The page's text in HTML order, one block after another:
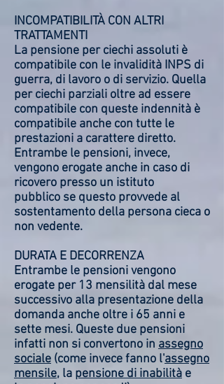
INCOMPATIBILITÀ CON ALTRI
TRATTAMENTI
La pensione per ciechi assoluti è
compatibile con le invalidità INPS di
guerra, di lavoro o di servizio. Quella
per ciechi parziali oltre ad essere
compatibile con queste indennità è
compatibile anche con tutte le
prestazioni a carattere diretto.
Entrambe le pensioni, invece,
vengono erogate anche in caso di
ricovero presso un istituto
pubblico se questo provvede al
sostentamento della persona cieca o
non vedente.
DURATA E DECORRENZA
Entrambe le pensioni vengono
erogate per 13 mensilità dal mese
successivo alla presentazione della
domanda anche oltre i 65 anni e
sette mesi. Queste due pensioni
infatti non si convertono in assegno
sociale (come invece fanno l'assegno
mensile, la pensione di inabilità e